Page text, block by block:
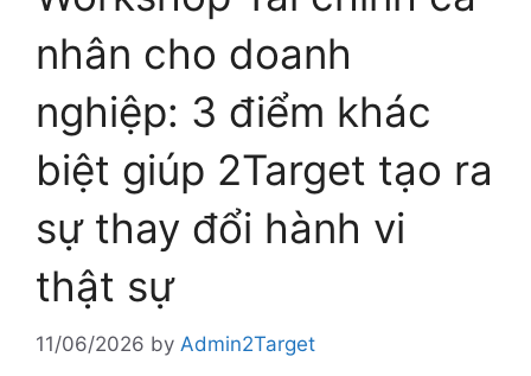
nhân cho doanh
nghiệp: 3 điểm khác
biệt giúp 2Target tạo ra
sự thay đổi hành vi
thật sự
11/06/2026 by Admin2Target